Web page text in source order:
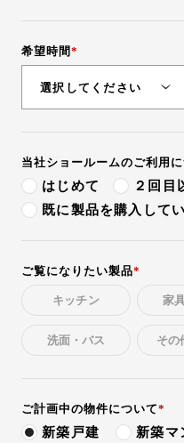
希望時間
選択してください
10:00
10:30
12:00
12:30
13:00
14:00
14:30
当社ショールームのご利用
はじめて
２回目
既に製品を購入して
ご覧になりたい製品
キッチン 家
洗面・バス その
ご計画中の物件について
新築戸建
新築マ